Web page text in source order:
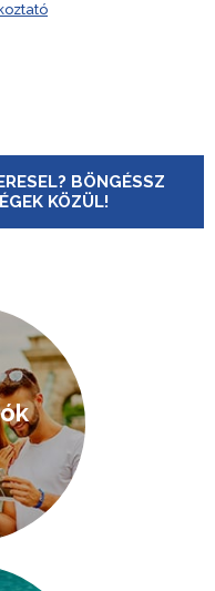
BÖNGÉSSZ
KÖZÜL!